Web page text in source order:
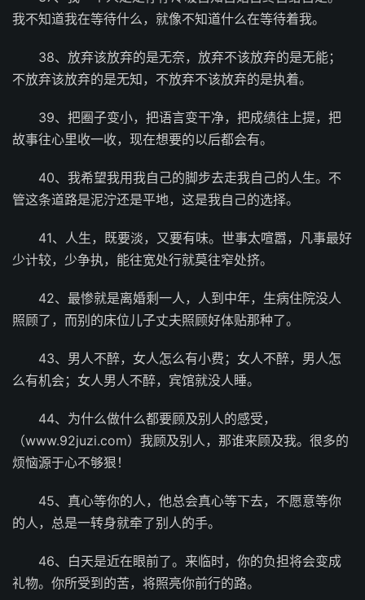
我不知道我在等待什么，就像不知道什么在等待着我。
38、放弃该放弃的是无奈，放弃不该放弃的是无能；
不放弃该放弃的是无知，不放弃不该放弃的是执着。
39、把圈子变小，把语言变干净，把成绩往上提，把
故事往心里收一收，现在想要的以后都会有。
40、我希望我用我自己的脚步去走我自己的人生。不
管这条道路是泥泞还是平地，这是我自己的选择。
41、人生，既要淡，又要有味。世事太喧嚣，凡事最好
少计较，少争执，能往宽处行就莫往窄处挤。
42、最惨就是离婚剩一人，人到中年，生病住院没人
照顾了，而别的床位儿子丈夫照顾好体贴那种了。
43、男人不醉，女人怎么有小费；女人不醉，男人怎
么有机会；女人男人不醉，宾馆就没人睡。
44、为什么做什么都要顾及别人的感受，
（www.92juzi.com）我顾及别人，那谁来顾及我。很多的
烦恼源于心不够狠！
45、真心等你的人，他总会真心等下去，不愿意等你
的人，总是一转身就牵了别人的手。
46、白天是近在眼前了。来临时，你的负担将会变成
礼物。你所受到的苦，将照亮你前行的路。